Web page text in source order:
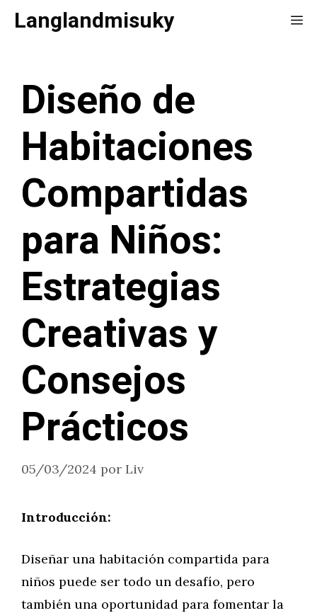
SaltarLanglandmisuky
Diseño de
Habitaciones
Compartidas
para Niños:
Estrategias
Creativas y
Consejos
Prácticos
05/03/2024 por Liv
Introducción:
Diseñar una habitación compartida para
niños puede ser todo un desafío, pero
también una oportunidad para fomentar la